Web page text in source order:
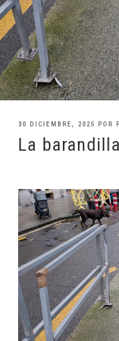
PUBLICADO
30 DICIEMBRE, 2025 POR
La